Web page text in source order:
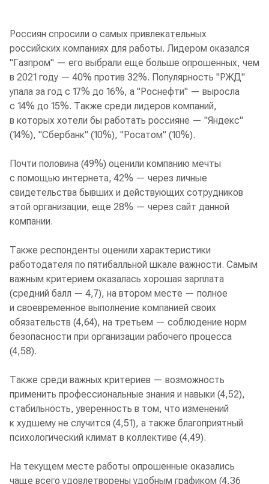
Россиян спросили о самых привлекательных
российских компаниях для работы. Лидером оказался
"Газпром" — его выбрали еще больше опрошенных, чем
в 2021 году — 40% против 32%. Популярность "РЖД"
упала за год с 17% до 16%, а "Роснефти" — выросла
с 14% до 15%. Также среди лидеров компаний,
в которых хотели бы работать россияне — "Яндекс"
(14%), "Сбербанк" (10%), "Росатом" (10%).
Почти половина (49%) оценили компанию мечты
с помощью интернета, 42% — через личные
свидетельства бывших и действующих сотрудников
этой организации, еще 28% — через сайт данной
компании.
Также респонденты оценили характеристики
работодателя по пятибалльной шкале важности. Самым
важным критерием оказалась хорошая зарплата
(средний балл — 4,7), на втором месте — полное
и своевременное выполнение компанией своих
обязательств (4,64), на третьем — соблюдение норм
безопасности при организации рабочего процесса
(4,58).
Также среди важных критериев — возможность
применить профессиональные знания и навыки (4,52),
стабильность, уверенность в том, что изменений
к худшему не случится (4,51), а также благоприятный
психологический климат в коллективе (4,49).
На текущем месте работы опрошенные оказались
чаще всего удовлетворены удобным графиком (4,36